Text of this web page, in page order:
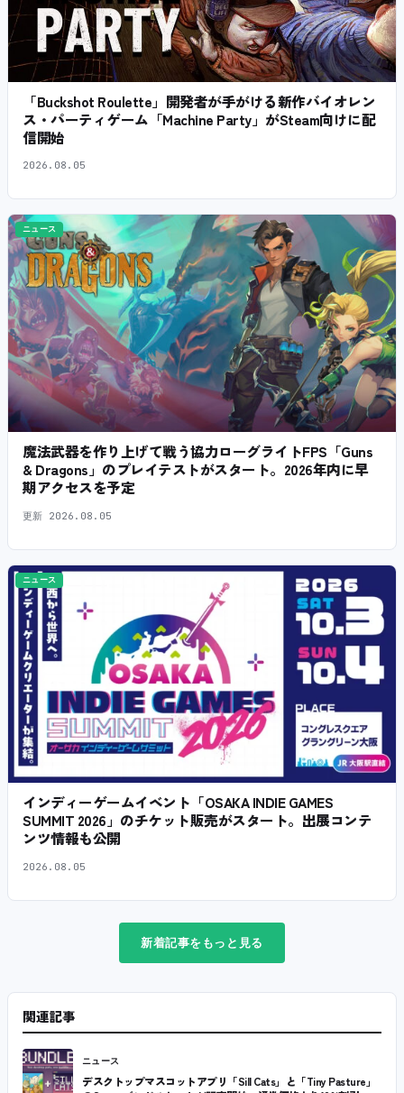
「Buckshot Roulette」開発者が手がける新作バイオレン
ス・パーティゲーム「Machine Party」がSteam向けに配
信開始
2026.08.05
ニュース
魔法武器を作り上げて戦う協力ローグライトFPS「Guns
& Dragons」のプレイテストがスタート。2026年内に早
期アクセスを予定
更新 2026.08.05
ニュース
インディーゲームイベント「OSAKA INDIE GAMES
SUMMIT 2026」のチケット販売がスタート。出展コンテ
ンツ情報も公開
2026.08.05
新着記事をもっと見る
関連記事
ニュース
デスクトップマスコットアプリ「Sill Cats」と「Tiny Pasture」